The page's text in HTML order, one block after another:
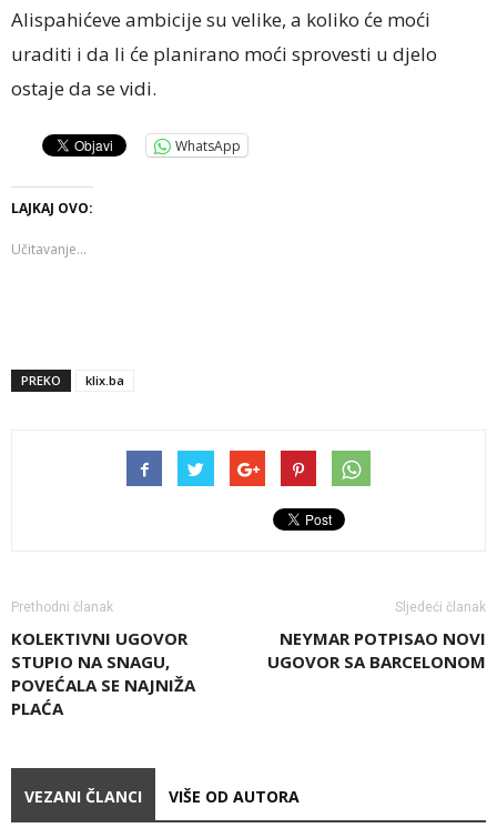
Alispahićeve ambicije su velike, a koliko će moći
uraditi i da li će planirano moći sprovesti u djelo
ostaje da se vidi.
WhatsApp
LAJKAJ OVO:
Učitavanje...
PREKO klix.ba
Prethodni članak
KOLEKTIVNI UGOVOR
STUPIO NA SNAGU,
POVEĆALA SE NAJNIŽA
PLAĆA
Sljedeći članak
NEYMAR POTPISAO NOVI
UGOVOR SA BARCELONOM
VEZANI ČLANCI VIŠE OD AUTORA